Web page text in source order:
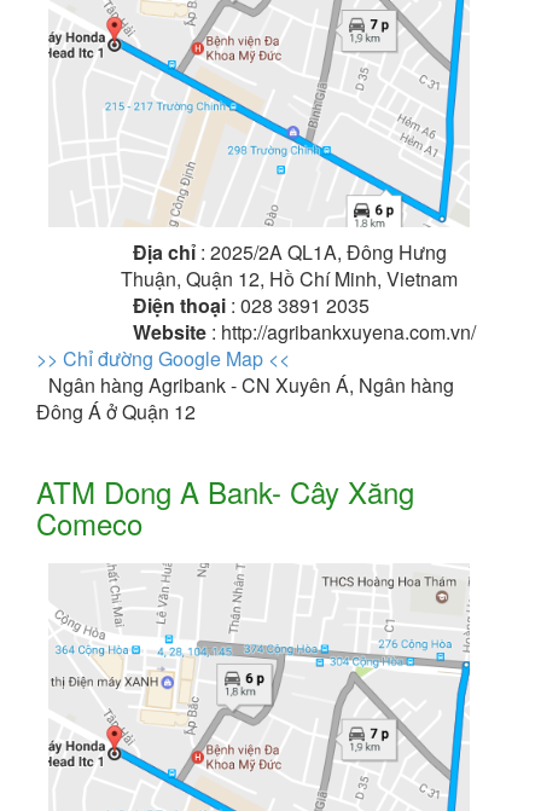
Địa chỉ : 2025/2A QL1A, Đông Hưng
Thuận, Quận 12, Hồ Chí Minh, Vietnam
Điện thoại : 028 3891 2035
Website : http://agribankxuyena.com.vn/
>> Chỉ đường Google Map <<
Ngân hàng Agribank - CN Xuyên Á, Ngân hàng
Đông Á ở Quận 12
ATM Dong A Bank- Cây Xăng
Comeco